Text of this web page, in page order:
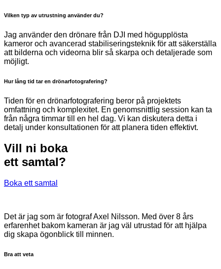
Vilken typ av utrustning använder du?
Jag använder den drönare från DJI med högupplösta
kameror och avancerad stabiliseringsteknik för att säkerställa
att bilderna och videorna blir så skarpa och detaljerade som
möjligt.
Hur lång tid tar en drönarfotografering?
Tiden för en drönarfotografering beror på projektets
omfattning och komplexitet. En genomsnittlig session kan ta
från några timmar till en hel dag. Vi kan diskutera detta i
detalj under konsultationen för att planera tiden effektivt.
Vill ni boka
ett samtal?
Boka ett samtal
Det är jag som är fotograf Axel Nilsson. Med över 8 års
erfarenhet bakom kameran är jag väl utrustad för att hjälpa
dig skapa ögonblick till minnen.
Bra att veta